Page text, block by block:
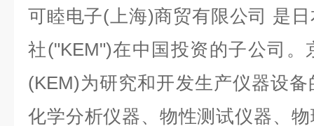
可睦电子(上海)商贸有限公司 是
社("KEM")在中国投资的子公司
(KEM)为研究和开发生产仪器设
化学分析仪器、物性测试仪器、